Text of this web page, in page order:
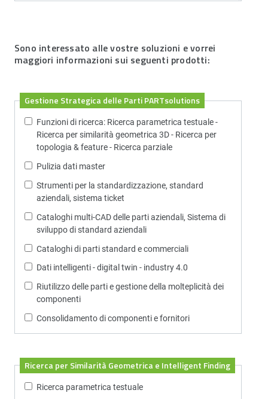
Sono interessato alle vostre soluzioni e vorrei
maggiori informazioni sui seguenti prodotti:
Gestione Strategica delle Parti PARTsolutions
Funzioni di ricerca: Ricerca parametrica testuale -
Ricerca per similarità geometrica 3D - Ricerca per
topologia & feature - Ricerca parziale
Pulizia dati master
Strumenti per la standardizzazione, standard
aziendali, sistema ticket
Cataloghi multi-CAD delle parti aziendali, Sistema di
sviluppo di standard aziendali
Cataloghi di parti standard e commerciali
Dati intelligenti - digital twin - industry 4.0
Riutilizzo delle parti e gestione della molteplicità dei
componenti
Consolidamento di componenti e fornitori
Ricerca per Similarità Geometrica e Intelligent Finding
Ricerca parametrica testuale